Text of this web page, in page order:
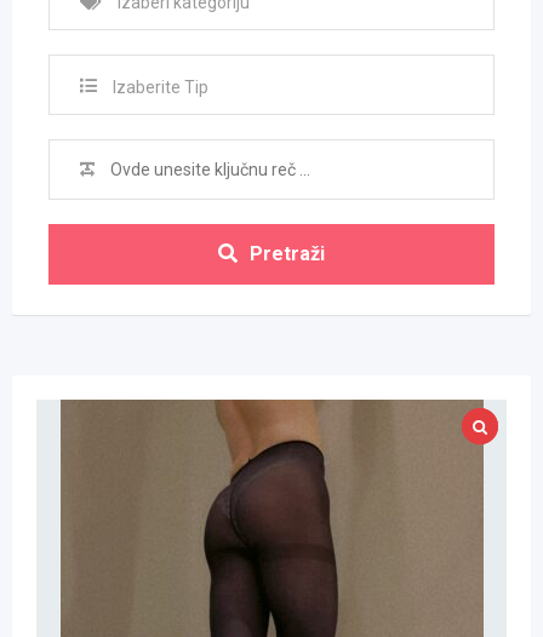
Izaberite Tip
Pretraži